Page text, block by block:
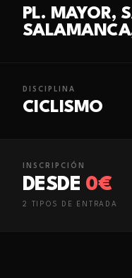
PL. MAYOR,
DISCIPLINA
CICLISMO
INSCRIPCIÓN
DESDE 0€
2 TIPO S DE ENTRADA